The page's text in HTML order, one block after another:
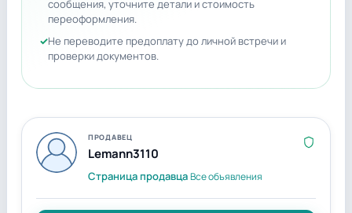
сообщения, уточните детали и стоимость
переоформления.
Не переводите предоплату до личной встречи и
проверки документов.
ПРОДАВЕЦ
Lemann3110
Страница продавцаВсе объявления